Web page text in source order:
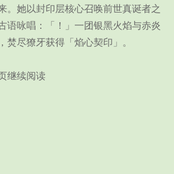
。她以封印层核心召唤前世真诞者之
语咏唱：「！」一团银黑火焰与赤炎
焚尽獠牙获得「焰心契印」。
续阅读